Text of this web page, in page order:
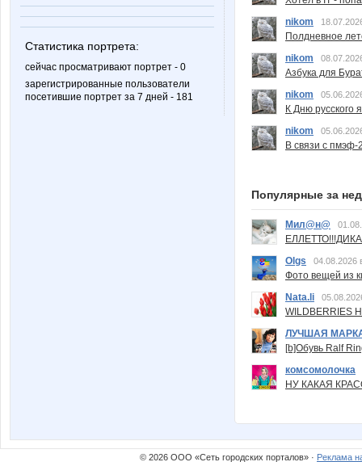
Статистика портрета:
сейчас просматривают портрет - 0
зарегистрированные пользователи
посетившие портрет за 7 дней - 181
nikom
Полдневное
nikom
Азбука для
nikom
К Дню русского
nikom
В связи с пмэф-
Популярные за
Мил@н@
Olgs
04.08.2026
Фото вещей из
Nata.li
ЛУЧШАЯ
[b]Обувь Ralf
комсомолочка
НУ КАКАЯ
© 2026 ООО «Сеть городских порталов» · Реклама